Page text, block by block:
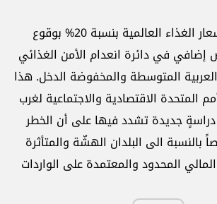
قد يتسبب ارتفاع أسعار الغذاء العالمية بنسبة 20% بوقوع
في دائرة انعدام الأمن الغذائي
المتوسطة والمخفوضة الدخل. هذا
المتحدة الاقتصادية والاجتماعية لغرب
جديدة تشدد فيها على أن الخطر
بالنسبة الى البلدان الهشّة والمتأثرة
المالي المحدود والمعتمدة على الواردات